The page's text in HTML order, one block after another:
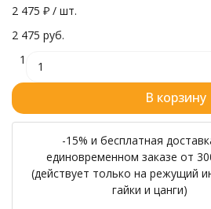
2 475 ₽ / шт.
2 475 руб.
1
В корзину
-15% и бесплатная
единовременном заказе от
(действует только на режущий
гайки и цанги)